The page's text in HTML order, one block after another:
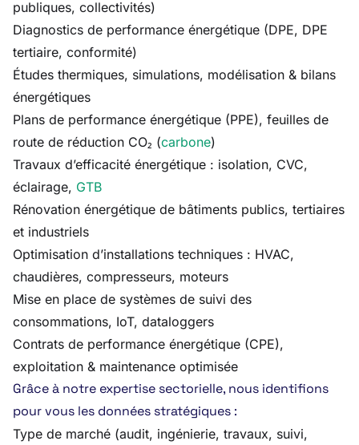
publiques, collectivités)
Diagnostics de performance énergétique (DPE, DPE
tertiaire, conformité)
Études thermiques, simulations, modélisation & bilans
énergétiques
Plans de performance énergétique (PPE), feuilles de
route de réduction CO₂ (carbone)
Travaux d’efficacité énergétique : isolation, CVC,
éclairage, GTB
Rénovation énergétique de bâtiments publics, tertiaires
et industriels
Optimisation d’installations techniques : HVAC,
chaudières, compresseurs, moteurs
Mise en place de systèmes de suivi des
consommations, IoT, dataloggers
Contrats de performance énergétique (CPE),
exploitation & maintenance optimisée
Grâce à notre expertise sectorielle, nous identifions
pour vous les données stratégiques :
Type de marché (audit, ingénierie, travaux, suivi,